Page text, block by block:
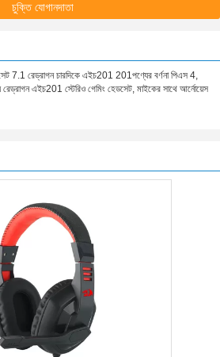
চুক্তি যোগানদাতা
7.1 রেড্রাগন চারদিকে এইচ201 201পণ্যের বর্ণনা পিএস 4,
রেড্রাগন এইচ201 স্টেরিও গেমিং হেডসেট, মাইকের সাথে আর্নোয়েস